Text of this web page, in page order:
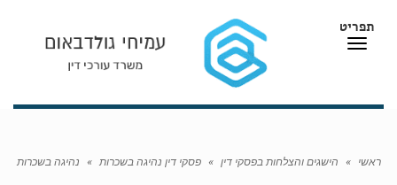
תפריט
תפריט
ראשי » הישגים והצלחות בפסקי דין » פסקי דין נהיגה בשכרות » נהיגה בשכרות